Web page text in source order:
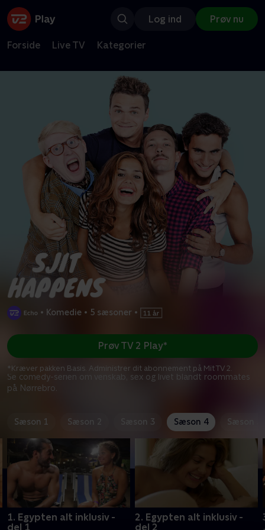
Log ind Prøv nu
Forside Live TV Kategorier
• Komedie • 5 sæsoner •
Se comedy-serien om venskab, sex og livet blandt roommates
på Nørrebro.
Prøv TV 2 Play*
*Kræver pakken Basis. Administrer dit abonnement på Mit TV 2.
Sæson 1 Sæson 2 Sæson 3 Sæson 4 Sæson 5
1. Egypten alt inklusiv -
del 1
2. Egypten alt inklusiv -
del 2